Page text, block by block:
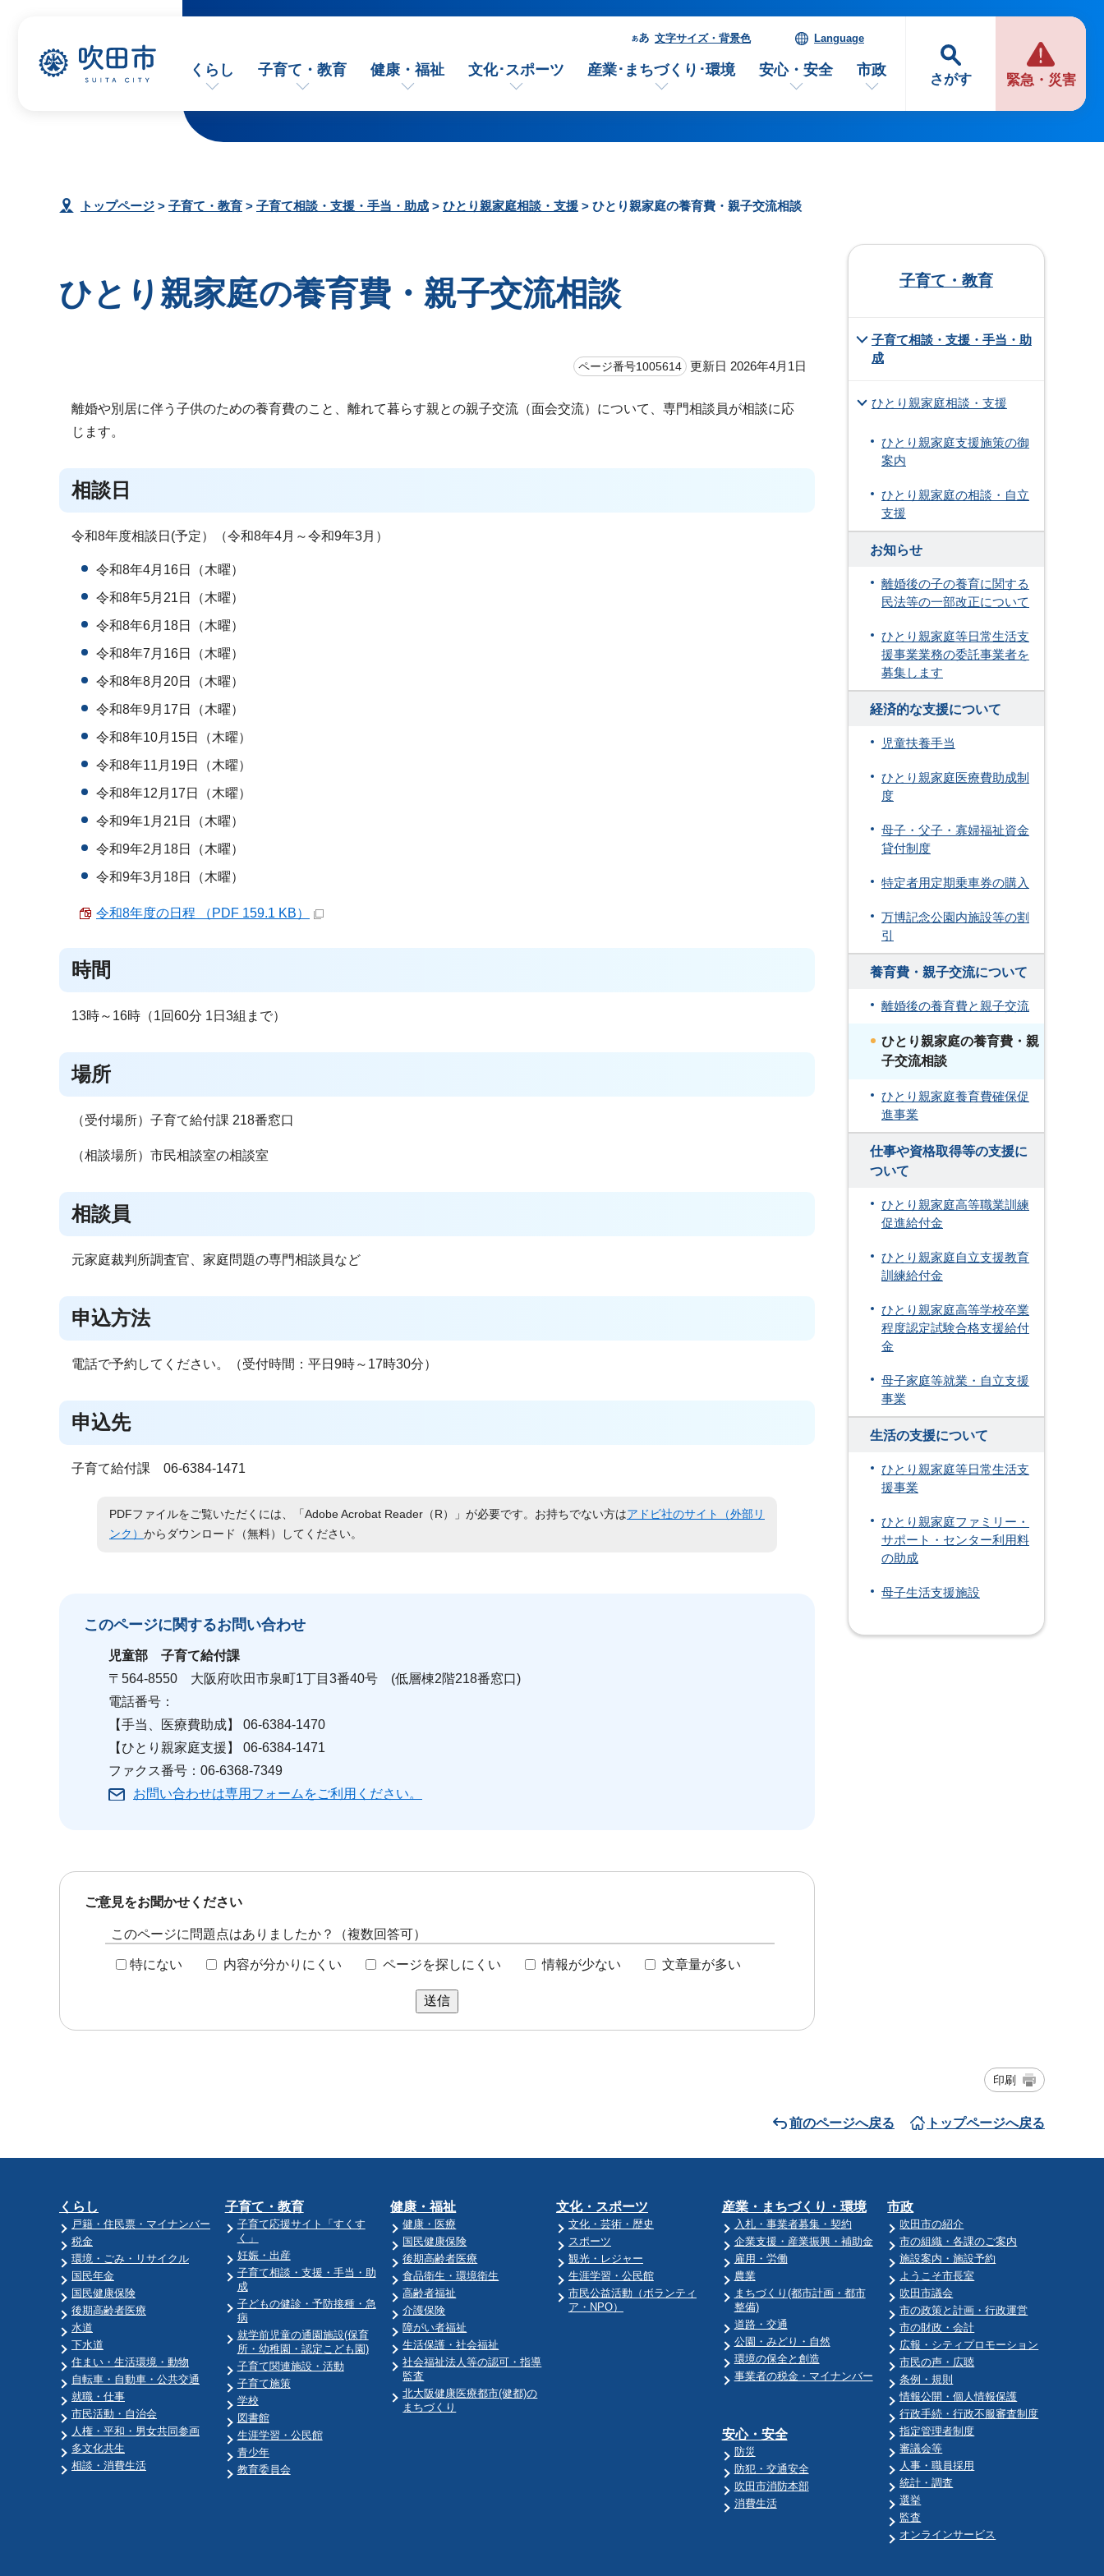
さがす 緊急・災害
文字サイズ・背景色 Language
くらし 子育て・教育 健康・福祉 文化･スポーツ 産業･まちづくり･環境 安心・安全 市政
トップページ > 子育て・教育 > 子育て相談・支援・手当・助成 > ひとり親家庭相談・支援 > ひとり親家庭の養育費・親子交流相談
ひとり親家庭の養育費・親子交流相談
ページ番号1005614 更新日 2026年4月1日
離婚や別居に伴う子供のための養育費のこと、離れて暮らす親との親子交流（面会交流）について、専門相談員が相談に応
じます。
相談日
令和8年度相談日(予定）（令和8年4月～令和9年3月）
令和8年4月16日（木曜）
令和8年5月21日（木曜）
令和8年6月18日（木曜）
令和8年7月16日（木曜）
令和8年8月20日（木曜）
令和8年9月17日（木曜）
令和8年10月15日（木曜）
令和8年11月19日（木曜）
令和8年12月17日（木曜）
令和9年1月21日（木曜）
令和9年2月18日（木曜）
令和9年3月18日（木曜）
令和8年度の日程 （PDF 159.1 KB）
時間
13時～16時（1回60分 1日3組まで）
場所
（受付場所）子育て給付課 218番窓口
（相談場所）市民相談室の相談室
相談員
元家庭裁判所調査官、家庭問題の専門相談員など
申込方法
電話で予約してください。（受付時間：平日9時～17時30分）
申込先
子育て給付課 06-6384-1471
PDFファイルをご覧いただくには、「Adobe Acrobat Reader（R）」が必要です。お持ちでない方はアドビ社のサイト（外部リ
ンク） からダウンロード（無料）してください。
このページに関するお問い合わせ
児童部 子育て給付課
〒564-8550 大阪府吹田市泉町1丁目3番40号 (低層棟2階218番窓口)
電話番号：
【手当、医療費助成】 06-6384-1470
【ひとり親家庭支援】 06-6384-1471
ファクス番号：06-6368-7349
お問い合わせは専用フォームをご利用ください。
ご意見をお聞かせください
このページに問題点はありましたか？（複数回答可）
特にない 内容が分かりにくい ページを探しにくい 情報が少ない 文章量が多い
送信
子育て・教育
子育て相談・支援・手当・助
成
ひとり親家庭相談・支援
ひとり親家庭支援施策の御
案内
ひとり親家庭の相談・自立
支援
お知らせ
離婚後の子の養育に関する
民法等の一部改正について
ひとり親家庭等日常生活支
援事業業務の委託事業者を
募集します
経済的な支援について
児童扶養手当
ひとり親家庭医療費助成制
度
母子・父子・寡婦福祉資金
貸付制度
特定者用定期乗車券の購入
万博記念公園内施設等の割
引
養育費・親子交流について
離婚後の養育費と親子交流
ひとり親家庭の養育費・親
子交流相談
ひとり親家庭養育費確保促
進事業
仕事や資格取得等の支援に
ついて
ひとり親家庭高等職業訓練
促進給付金
ひとり親家庭自立支援教育
訓練給付金
ひとり親家庭高等学校卒業
程度認定試験合格支援給付
金
母子家庭等就業・自立支援
事業
生活の支援について
ひとり親家庭等日常生活支
援事業
ひとり親家庭ファミリー・
サポート・センター利用料
の助成
母子生活支援施設
印刷
前のページへ戻る トップページへ戻る
くらし
戸籍・住民票・マイナンバー
税金
環境・ごみ・リサイクル
国民年金
国民健康保険
後期高齢者医療
水道
下水道
住まい・生活環境・動物
自転車・自動車・公共交通
就職・仕事
市民活動・自治会
人権・平和・男女共同参画
多文化共生
相談・消費生活
子育て・教育
子育て応援サイト「すくす
く」
妊娠・出産
子育て相談・支援・手当・助
成
子どもの健診・予防接種・急
病
就学前児童の通園施設(保育
所・幼稚園・認定こども園)
子育て関連施設・活動
子育て施策
学校
図書館
生涯学習・公民館
青少年
教育委員会
健康・福祉
健康・医療
国民健康保険
後期高齢者医療
食品衛生・環境衛生
高齢者福祉
介護保険
障がい者福祉
生活保護・社会福祉
社会福祉法人等の認可・指導
監査
北大阪健康医療都市(健都)の
まちづくり
文化・スポーツ
文化・芸術・歴史
スポーツ
観光・レジャー
生涯学習・公民館
市民公益活動（ボランティ
ア・NPO）
産業・まちづくり・環境
入札・事業者募集・契約
企業支援・産業振興・補助金
雇用・労働
農業
まちづくり(都市計画・都市
整備)
道路・交通
公園・みどり・自然
環境の保全と創造
事業者の税金・マイナンバー
安心・安全
防災
防犯・交通安全
吹田市消防本部
消費生活
市政
吹田市の紹介
市の組織・各課のご案内
施設案内・施設予約
ようこそ市長室
吹田市議会
市の政策と計画・行政運営
市の財政・会計
広報・シティプロモーション
市民の声・広聴
条例・規則
情報公開・個人情報保護
行政手続・行政不服審査制度
指定管理者制度
審議会等
人事・職員採用
統計・調査
選挙
監査
オンラインサービス